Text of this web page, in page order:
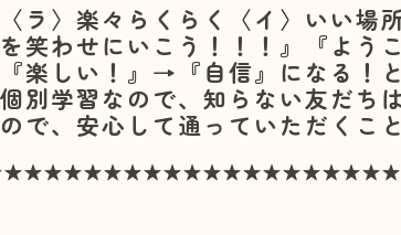
ラ〉楽々らくらく〈イ〉いい場
笑わせにいこう！！！』『よ
楽しい！』→『自信』になる！
別学習なので、知らない友だち
で、安心して通っていただくこ